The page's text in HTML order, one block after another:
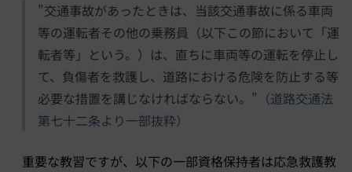
"交通事故があったときは、当該交通事故に係る車両
等の運転者その他の乗務員（以下この節において「運
転者等」という。）は、直ちに車両等の運転を停止し
て、負傷者を救護し、道路における危険を防止する等
必要な措置を講じなければならない。" （道路交通法
第七十二条より一部抜粋）
重要な教習ですが、以下の一部資格保持者は応急救護教